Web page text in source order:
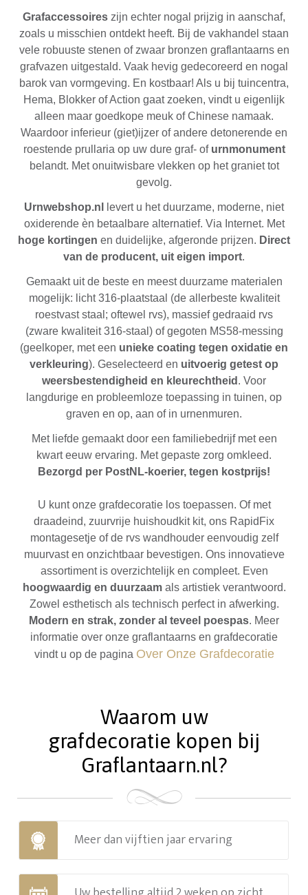
Grafaccessoires zijn echter nogal prijzig in aanschaf,
zoals u misschien ontdekt heeft. Bij de vakhandel staan
vele robuuste stenen of zwaar bronzen graflantaarns en
grafvazen uitgestald. Vaak hevig gedecoreerd en nogal
barok van vormgeving. En kostbaar! Als u bij tuincentra,
Hema, Blokker of Action gaat zoeken, vindt u eigenlijk
alleen maar goedkope meuk of Chinese namaak.
Waardoor inferieur (giet)ijzer of andere detonerende en
roestende prullaria op uw dure graf- of urnmonument
belandt. Met onuitwisbare vlekken op het graniet tot
gevolg.
Urnwebshop.nl
levert u het duurzame, moderne, niet
oxiderende èn betaalbare alternatief. Via Internet. Met
hoge kortingen en duidelijke, afgeronde prijzen. Direct
van de producent, uit eigen import.
Gemaakt uit de beste en meest duurzame materialen
mogelijk: licht 316-plaatstaal (de allerbeste kwaliteit
roestvast staal; oftewel rvs), massief gedraaid rvs
(zware kwaliteit 316-staal) of gegoten MS58-messing
(geelkoper, met een unieke coating tegen oxidatie en
verkleuring). Geselecteerd en uitvoerig getest op
weersbestendigheid en kleurechtheid . Voor
langdurige en probleemloze toepassing in tuinen, op
graven en op, aan of in urnenmuren.
Met liefde gemaakt door een familiebedrijf met een
kwart eeuw ervaring. Met gepaste zorg omkleed.
Bezorgd per PostNL-koerier, tegen kostprijs!
U kunt onze grafdecoratie los toepassen. Of met
draadeind, zuurvrije huishoudkit kit, ons RapidFix
montagesetje of de rvs wandhouder eenvoudig zelf
muurvast en onzichtbaar bevestigen. Ons innovatieve
assortiment is overzichtelijk en compleet. Even
hoogwaardig en duurzaamals artistiek verantwoord.
Zowel esthetisch als technisch perfect in afwerking.
Modern en strak, zonder al teveel poespas. Meer
informatie over onze graflantaarns en grafdecoratie
vindt u op de pagina Over Onze Grafdecoratie
Waarom uw
grafdecoratie kopen bij
Graflantaarn.nl?
Meer dan vijftien jaar ervaring